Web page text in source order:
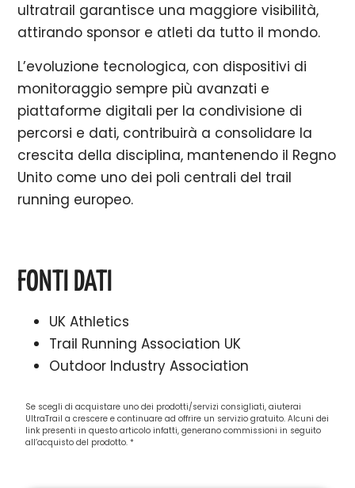
ultratrail garantisce una maggiore visibilità,
attirando sponsor e atleti da tutto il mondo.
L’evoluzione tecnologica, con dispositivi di
monitoraggio sempre più avanzati e
piattaforme digitali per la condivisione di
percorsi e dati, contribuirà a consolidare la
crescita della disciplina, mantenendo il Regno
Unito come uno dei poli centrali del trail
running europeo.
FONTI DATI
UK Athletics
Trail Running Association UK
Outdoor Industry Association
Se scegli di acquistare uno dei prodotti/servizi consigliati, aiuterai
UltraTrail a crescere e continuare ad offrire un servizio gratuito. Alcuni dei
link presenti in questo articolo infatti, generano commissioni in seguito
all’acquisto del prodotto. *